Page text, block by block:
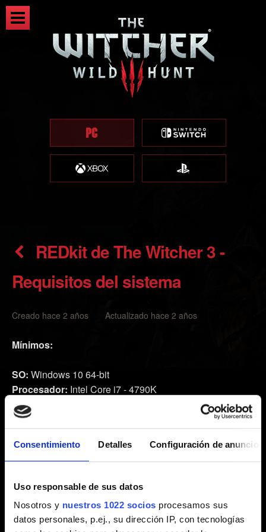
Consentimiento Detalles Configuración de anuncios
Uso responsable de sus datos
Nosotros y nuestros 1022 socios procesamos sus
datos personales, p.ej., su dirección IP, con tecnologías
REDkit de The Witcher 3 -
Requisitos del sistema
Creado hace 2 años Actualizado hace 2 años
Mínimos:
SO: Windows 10 64-bit
Procesador: Intel Core i7 - 4790K
Memoria:
Gráficos:
Almacenamiento:
50 GB de espacio disponible
Red:Conexión a internet de banda ancha
Recomendados: